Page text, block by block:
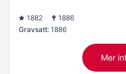
1882
1886
Gravsatt: 1886
Mer